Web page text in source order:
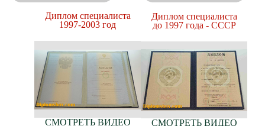
Диплом специалиста
1997-2003 год
СМОТРЕТЬ ВИДЕО
Диплом специалиста
до 1997 года - СССР
СМОТРЕТЬ ВИДЕО